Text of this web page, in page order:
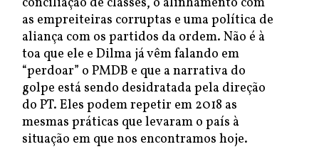
as empreiteiras corruptas e uma política de
aliança com os partidos da ordem. Não é à
toa que ele e Dilma já vêm falando em
“perdoar” o PMDB e que a narrativa do
golpe está sendo desidratada pela direção
do PT. Eles podem repetir em 2018 as
mesmas práticas que levaram o país à
situação em que nos encontramos hoje.